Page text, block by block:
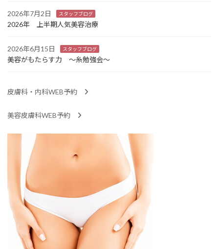
2026年7月2日 スタッフブログ
2026年 上半期人気美容治療
2026年6月15日 スタッフブログ
美容がもたらす力 ～糸勉強会～
皮膚科・内科WEB予約
美容皮膚科WEB予約